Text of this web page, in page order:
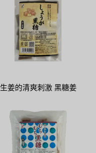
生姜的清爽刺激 黑糖姜